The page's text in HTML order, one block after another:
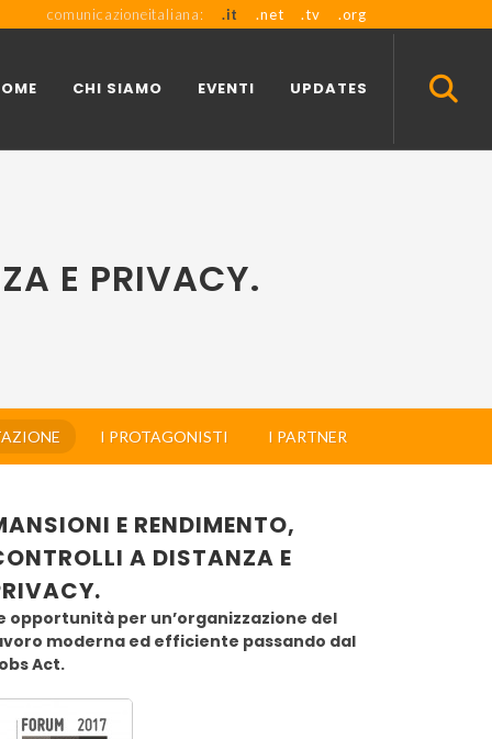
comunicazioneitaliana: .it .net .tv .org
CHI SIAMO EVENTI UPDATES
E PRIVACY.
I PROTAGONISTI I PARTNER
E RENDIMENTO,
A DISTANZA E
opportunità per un’organizzazione del
moderna ed efficiente passando dal
Act.